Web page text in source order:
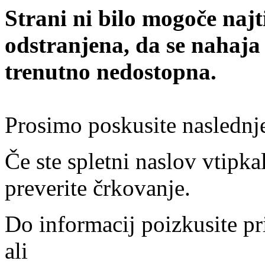
Strani ni bilo mogoče
odstranjena, da se
trenutno nedostopna.
Prosimo poskusite
Če ste spletni naslov
preverite črkovanje.
Do informacij poizkusite
ali